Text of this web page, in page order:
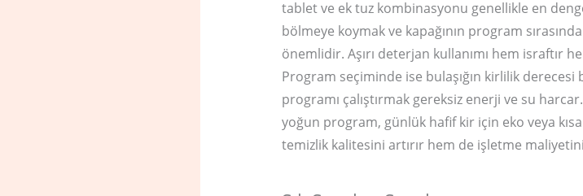
tablet ve ek tuz kombinasyonu genellikle en
bölmeye koymak ve kapağının program
önemlidir. Aşırı deterjan kullanımı hem israftır
Program seçiminde ise bulaşığın kirlilik
programı çalıştırmak gereksiz enerji ve su
yoğun program, günlük hafif kir için eko veya
temizlik kalitesini artırır hem de işletme